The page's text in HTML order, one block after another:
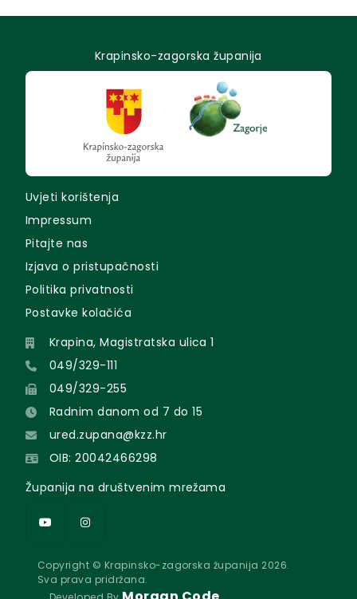
Krapinsko-zagorska županija
Uvjeti korištenja
Impressum
Pitajte nas
Izjava o pristupačnosti
Politika privatnosti
Postavke kolačića
Krapina, Magistratska ulica 1
049/329-111
049/329-255
Radnim danom od 7 do 15
ured.zupana@kzz.hr
OIB: 20042466298
Županija na društvenim mrežama
Copyright © Krapinsko-zagorska županija 2026.
Sva prava pridržana.